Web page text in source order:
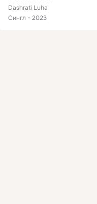
Dashrati Luha
Сингл
2023